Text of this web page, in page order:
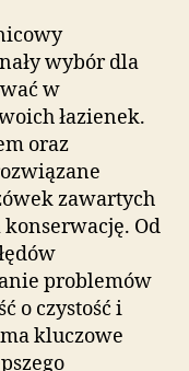
wybór dla
w
łazienek.
oraz
zawartych
Od
problemów
o czystość i
kluczowe